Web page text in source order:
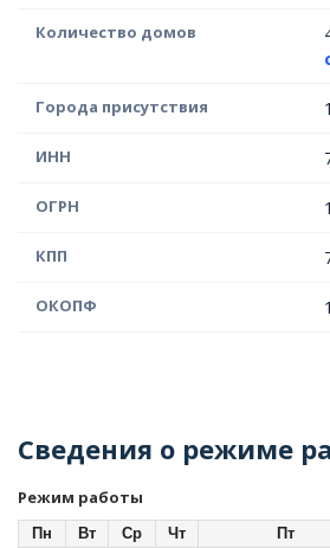
Количество домов
Города присутствия 1
ИНН
ОГРН
КПП
ОКОПФ
Сведения о режиме
Режим работы
Пн Вт Ср Чт Пт